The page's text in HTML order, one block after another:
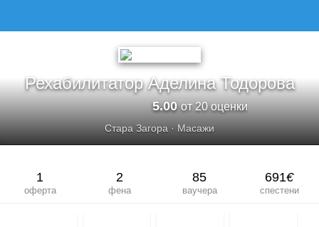
Рехабилитатор Аделина Тодорова
5.00от 20 оценки
Стара Загора · Масажи
1
оферта
2
фена
85
ваучера
691€
спестени